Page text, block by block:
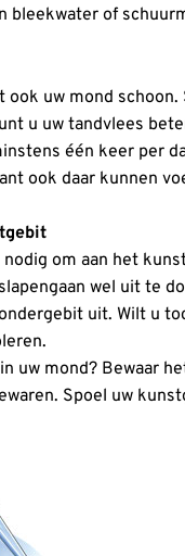
bleekwater of
ook uw mond
u uw tandvlees
één keer per
ook daar kunnen
om aan het
wel uit te
uit. Wilt u
uw mond? Bewaar
Spoel uw